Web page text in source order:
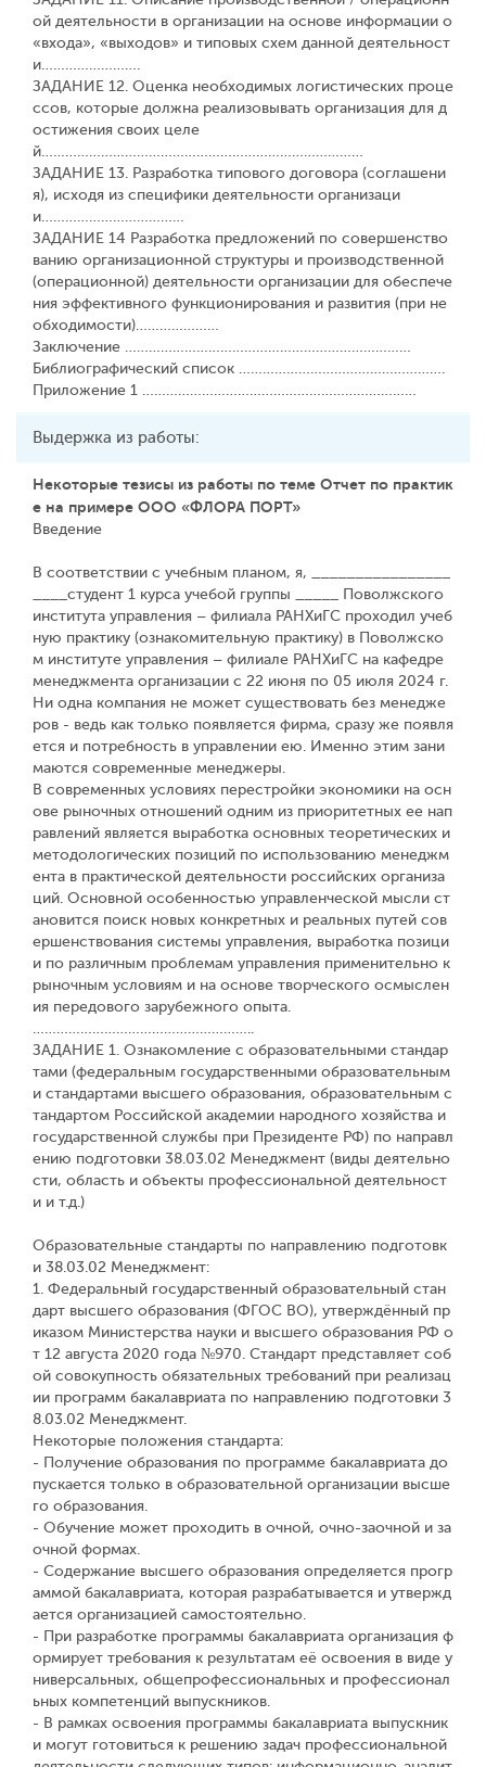
ой деятельности в организации на основе информации о
«входа», «выходов» и типовых схем данной деятельност
и…………………….
ЗАДАНИЕ 12. Оценка необходимых логистических проце
ссов, которые должна реализовывать организация для д
остижения своих целе
й………………………………………………………………………
ЗАДАНИЕ 13. Разработка типового договора (соглашени
я), исходя из специфики деятельности организаци
и………………………………
ЗАДАНИЕ 14 Разработка предложений по совершенство
ванию организационной структуры и производственной
(операционной) деятельности организации для обеспече
ния эффективного функционирования и развития (при не
обходимости)…………………
Заключение ………………………………………………………………
Библиографический список …………………………………………….
Приложение 1 ……………………………………………………………
Выдержка из работы:
Некоторые тезисы из работы по теме Отчет по практик
е на примере ООО «ФЛОРА ПОРТ»
Введение
В соответствии с учебным планом, я, ________________
____студент 1 курса учебой группы _____ Поволжского
института управления – филиала РАНХиГС проходил учеб
ную практику (ознакомительную практику) в Поволжско
м институте управления – филиале РАНХиГС на кафедре
менеджмента организации с 22 июня по 05 июля 2024 г.
Ни одна компания не может существовать без менедже
ров - ведь как только появляется фирма, сразу же появля
ется и потребность в управлении ею. Именно этим зани
маются современные менеджеры.
В современных условиях перестройки экономики на осн
ове рыночных отношений одним из приоритетных ее нап
равлений является выработка основных теоретических и
методологических позиций по использованию менеджм
ента в практической деятельности российских организа
ций. Основной особенностью управленческой мысли ст
ановится поиск новых конкретных и реальных путей сов
ершенствования системы управления, выработка позици
и по различным проблемам управления применительно к
рыночным условиям и на основе творческого осмыслен
ия передового зарубежного опыта.
………………………………………………..
ЗАДАНИЕ 1. Ознакомление с образовательными стандар
тами (федеральным государственными образовательным
и стандартами высшего образования, образовательным с
тандартом Российской академии народного хозяйства и
государственной службы при Президенте РФ) по направл
ению подготовки 38.03.02 Менеджмент (виды деятельно
сти, область и объекты профессиональной деятельност
и и т.д.)
Образовательные стандарты по направлению подготовк
и 38.03.02 Менеджмент:
1. Федеральный государственный образовательный стан
дарт высшего образования (ФГОС ВО), утверждённый пр
иказом Министерства науки и высшего образования РФ о
т 12 августа 2020 года №970. Стандарт представляет соб
ой совокупность обязательных требований при реализац
ии программ бакалавриата по направлению подготовки 3
8.03.02 Менеджмент.
Некоторые положения стандарта:
- Получение образования по программе бакалавриата до
пускается только в образовательной организации высше
го образования.
- Обучение может проходить в очной, очно-заочной и за
очной формах.
- Содержание высшего образования определяется прогр
аммой бакалавриата, которая разрабатывается и утвержд
ается организацией самостоятельно.
- При разработке программы бакалавриата организация ф
ормирует требования к результатам её освоения в виде у
ниверсальных, общепрофессиональных и профессионал
ьных компетенций выпускников.
- В рамках освоения программы бакалавриата выпускник
и могут готовиться к решению задач профессиональной